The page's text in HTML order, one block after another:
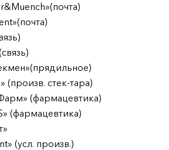
(произв. стек-тара)
(фармацевтика)
(фармацевтика)
(усл. произв.)